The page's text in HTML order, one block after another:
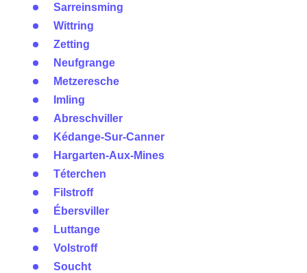
Sarreinsming
Wittring
Zetting
Neufgrange
Metzeresche
Imling
Abreschviller
Kédange-Sur-Canner
Hargarten-Aux-Mines
Téterchen
Filstroff
Ébersviller
Luttange
Volstroff
Soucht